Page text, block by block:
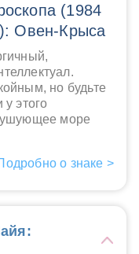
(1984
Овен-Крыса
но будьте
этого
море
о знаке >